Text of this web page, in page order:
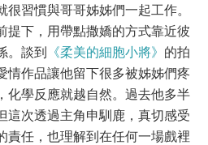
習慣與哥哥姊姊們一起工作。
提下，用帶點撒嬌的方式靠近彼
。談到
《柔美的細胞小將》 的拍
情作品讓他留下很多被姊姊們疼
化學反應就越自然。過去他多半
這次透過主角申馴鹿，真切感受
責任，也理解到在任何一場戲裡